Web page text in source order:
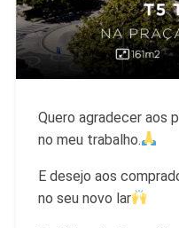
Quero agradecer aos
no meu trabalho.
E desejo aos
no seu novo lar